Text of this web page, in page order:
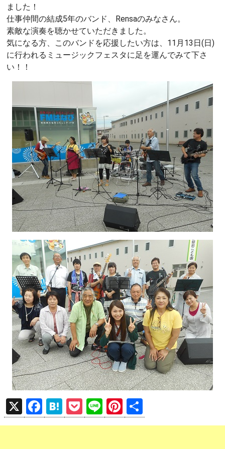
ました！
仕事仲間の結成5年のバンド、Rensaのみなさん。
素敵な演奏を聴かせていただきました。
気になる方、このバンドを応援したい方は、11月13日(日)
に行われるミュージックフェスタに足を運んでみて下さ
い！！
X
F
a
H
at
P
o
Li
n
Pi
nt 有